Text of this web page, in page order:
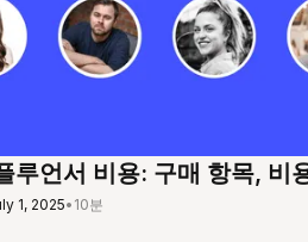
루언서 비용: 구매 항목, 비
1, 2025• 10분